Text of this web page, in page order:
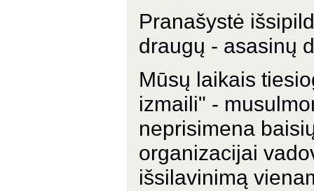
Pranašystė
draugų - asasinų
Mūsų laikais
izmaili" -
neprisimena
organizacijai
išsilavinimą